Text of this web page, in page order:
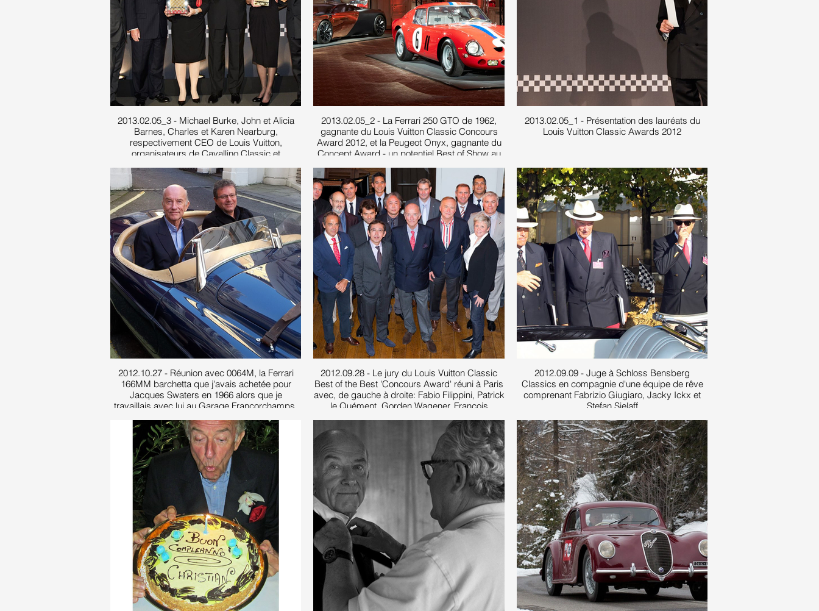
2013.02.05_3 - Michael Burke, John et Alicia
Barnes, Charles et Karen Nearburg,
respectivement CEO de Louis Vuitton,
organisateurs de Cavallino Classic et
du Concours Award
2013.02.05_2 - La Ferrari 250 GTO de 1962,
gagnante du Louis Vuitton Classic Concours
Award 2012, et la Peugeot Onyx, gagnante du
Concept Award - un potentiel Best of Show au
2013.02.05_1 - Présentation des lauréats du
Louis Vuitton Classic Awards 2012
2012.10.27 - Réunion avec 0064M, la Ferrari
166MM barchetta que j'avais achetée pour
Jacques Swaters en 1966 alors que je
travaillais avec lui au Garage Francorchamps,
nouveau propriétaire
2012.09.28 - Le jury du Louis Vuitton Classic
Best of the Best 'Concours Award' réuni à Paris
avec, de gauche à droite: Fabio Filippini, Patrick
le Quément, Gorden Wagener, François
Fioravanti, Shiro Nakamura, Anthony Lo,
Osamu Namba, Luc Donckerwolke, Martin
Smith, Roberto Piatti, Anne Asensio, Ian
Cameron, Frank Stephenson, Adolfo Orsi,
Flavio Manzoni, Michael Robinson
2012.09.09 - Juge à Schloss Bensberg
Classics en compagnie d'une équipe de rêve
comprenant Fabrizio Giugiaro, Jacky Ickx et
Stefan Sielaff